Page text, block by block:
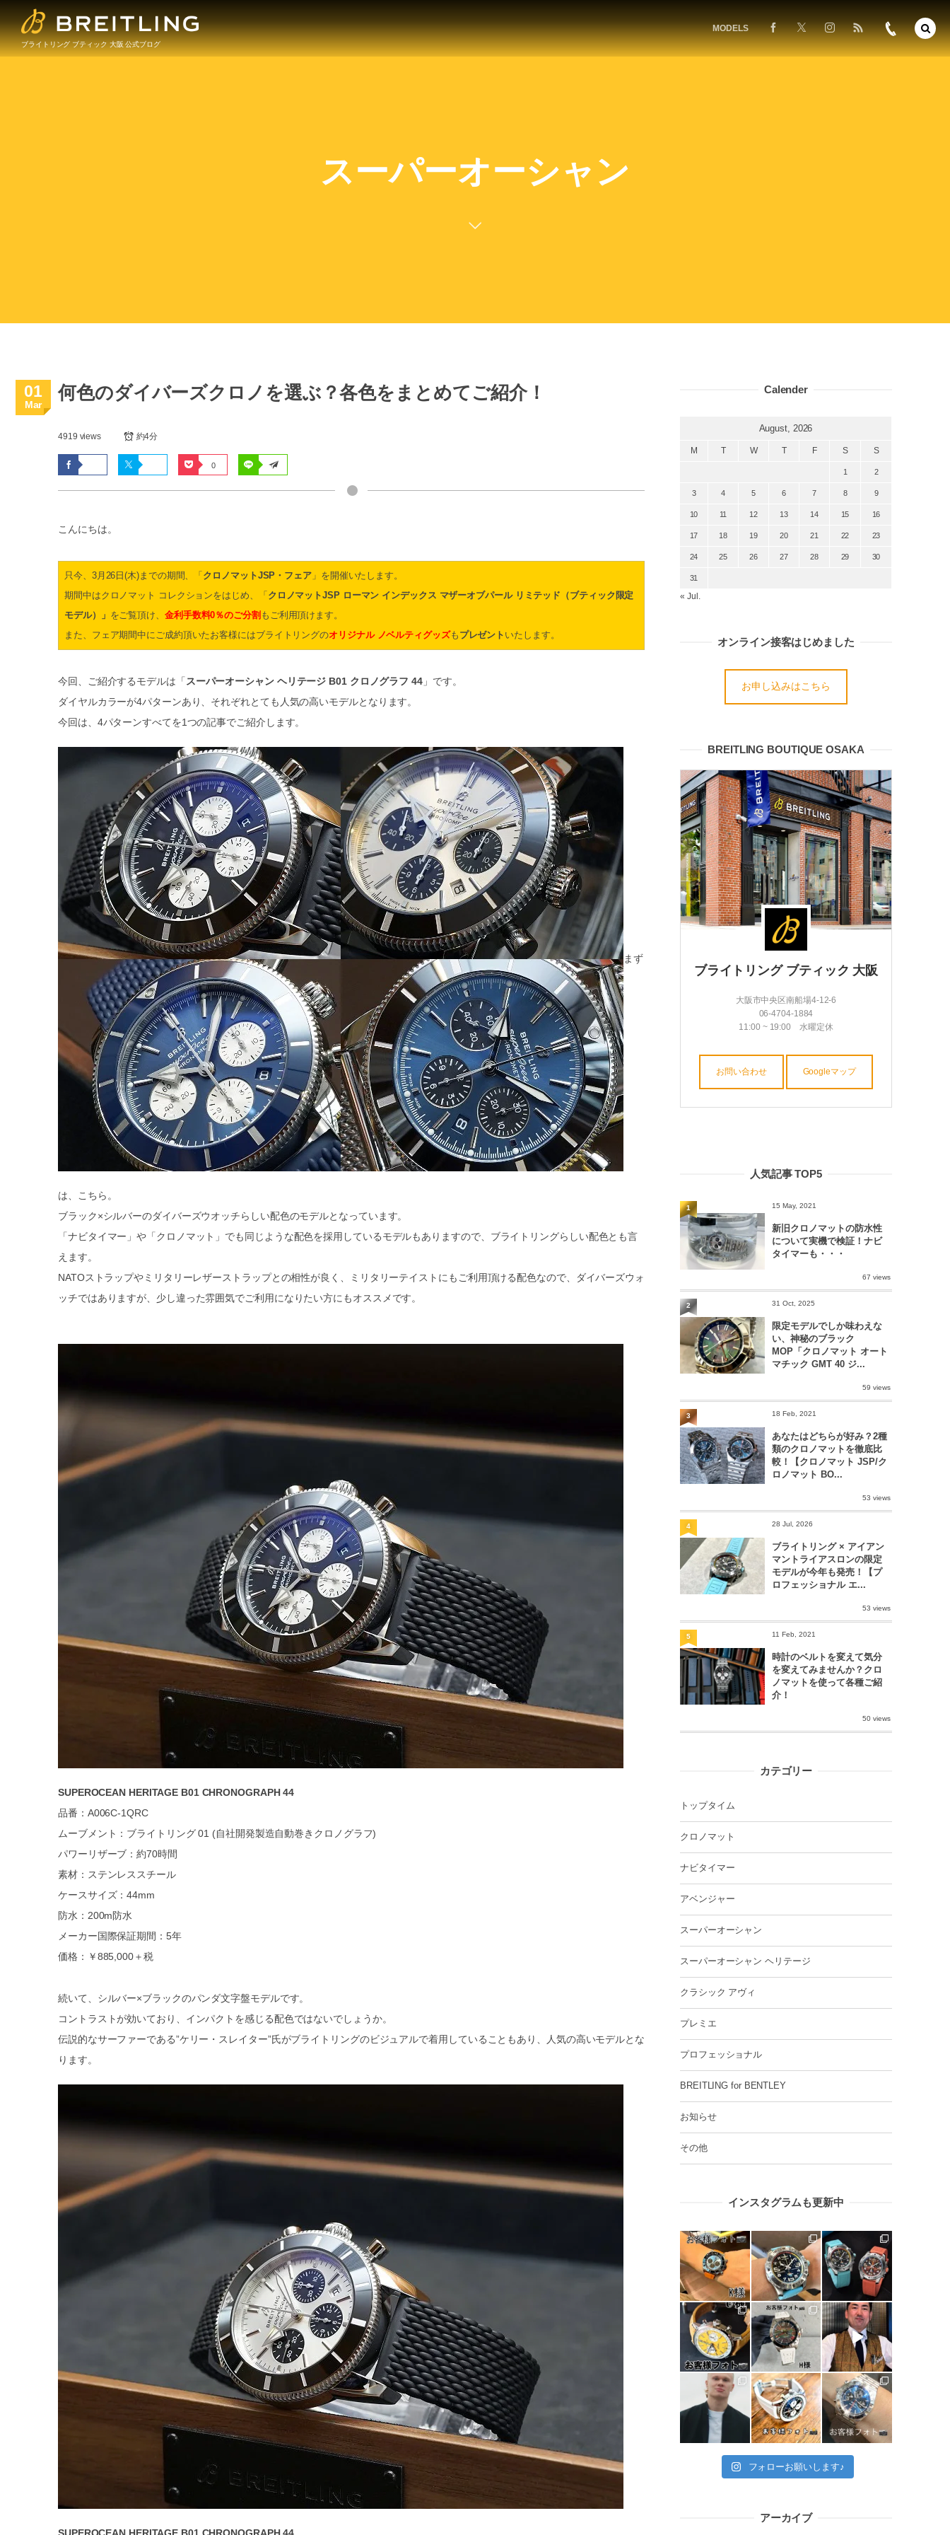
ブライトリング ブティック 大阪 公式ブログ
MODELS
スーパーオーシャン
01
Mar
何色のダイバーズクロノを選ぶ？各色をまとめてご紹介！
4919 views 約4分
0
こんにちは。
只今、3月26日(木)までの期間、「 クロノマットJSP・フェア」を開催いたします。
期間中はクロノマット コレクションをはじめ、「 クロノマットJSP ローマン インデックス マザーオブパール リミテッド（ブティック限定
モデル）」 をご覧頂け、 金利手数料0％のご分割 もご利用頂けます。
また、フェア期間中にご成約頂いたお客様にはブライトリングのオリジナル ノベルティグッズも プレゼント いたします。
今回、ご紹介するモデルは「 スーパーオーシャン ヘリテージ B01 クロノグラフ 44」です。
ダイヤルカラーが4パターンあり、それぞれとても人気の高いモデルとなります。
今回は、4パターンすべてを1つの記事でご紹介します。
まず
は、こちら。
ブラック×シルバーのダイバーズウオッチらしい配色のモデルとなっています。
「ナビタイマー」や「クロノマット」でも同じような配色を採用しているモデルもありますので、ブライトリングらしい配色とも言
えます。
NATOストラップやミリタリーレザーストラップとの相性が良く、ミリタリーテイストにもご利用頂ける配色なので、ダイバーズウォ
ッチではありますが、少し違った雰囲気でご利用になりたい方にもオススメです。
SUPEROCEAN HERITAGE B01 CHRONOGRAPH 44
品番：A006C-1QRC
ムーブメント：ブライトリング 01 (自社開発製造自動巻きクロノグラフ)
パワーリザーブ：約70時間
素材：ステンレススチール
ケースサイズ：44mm
防水：200m防水
メーカー国際保証期間：5年
価格：￥885,000＋税
続いて、シルバー×ブラックのパンダ文字盤モデルです。
コントラストが効いており、インパクトを感じる配色ではないでしょうか。
伝説的なサーファーである”ケリー・スレイター”氏がブライトリングのビジュアルで着用していることもあり、人気の高いモデルとな
ります。
Calender
August, 2026
M T W T F S S
1 2
3 4 5 6 7 8 9
10 11 12 13 14 15 16
17 18 19 20 21 22 23
24 25 26 27 28 29 30
31
« Jul.
オンライン接客はじめました
お申し込みはこちら
BREITLING BOUTIQUE OSAKA
ブライトリング ブティック 大阪
大阪市中央区南船場4-12-6
06-4704-1884
11:00 ~ 19:00 水曜定休
お問い合わせ Googleマップ
人気記事 TOP5
15 May, 2021
新旧クロノマットの防水性
について実機で検証！ナビ
タイマーも・・・
67 views
1
31 Oct, 2025
限定モデルでしか味わえな
い、神秘のブラック
MOP「クロノマット オート
マチック GMT 40 ジ...
59 views
2
18 Feb, 2021
あなたはどちらが好み？2種
類のクロノマットを徹底比
較！【クロノマット JSP/ク
ロノマット BO...
53 views
3
28 Jul, 2026
ブライトリング × アイアン
マントライアスロンの限定
モデルが今年も発売！【プ
ロフェッショナル エ...
53 views
4
11 Feb, 2021
時計のベルトを変えて気分
を変えてみませんか？クロ
ノマットを使って各種ご紹
介！
50 views
5
カテゴリー
トップタイム
クロノマット
ナビタイマー
アベンジャー
スーパーオーシャン
スーパーオーシャン ヘリテージ
クラシック アヴィ
プレミエ
プロフェッショナル
BREITLING for BENTLEY
お知らせ
その他
インスタグラムも更新中
フォローお願いします♪
アーカイブ